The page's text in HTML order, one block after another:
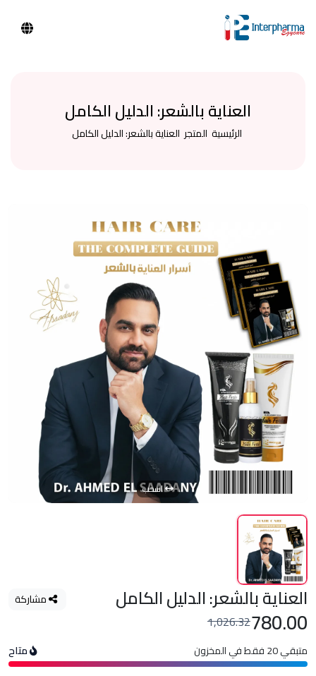
اختر تصنيفًا
العناية بالشعر: الدليل الكامل
الرئيسية المتجر العناية بالشعر: الدليل الكامل
اسحب
العناية بالشعر: الدليل الكامل مشاركة
780.00
1,026.32
متبقي 20 فقط في المخزون متاح